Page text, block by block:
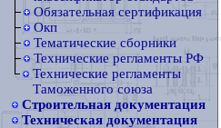
Обязательная сертификация
Окп
Тематические сборники
Технические регламенты РФ
Технические регламенты
Таможенного союза
Строительная документация
Техническая документация